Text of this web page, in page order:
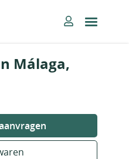
Málaga,